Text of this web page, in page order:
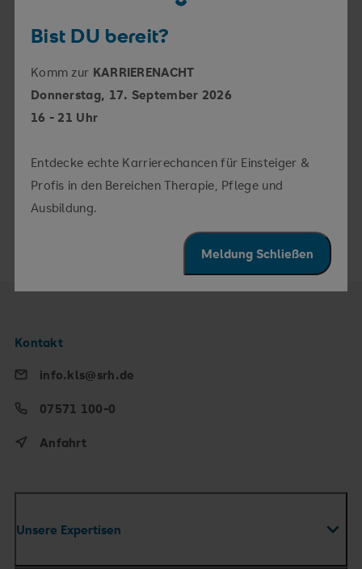
Bist DU bereit?
Komm zur KARRIERENACHT
Donnerstag, 17. September 2026
16 - 21 Uhr
Entdecke echte Karrierechancen für Einsteiger &
Profis in den Bereichen Therapie, Pflege und
Ausbildung.
Meldung Schließen
Gesonderte Zeiten gelten für die Intensivstation: 14 Uhr
Unsere Expertisen
Kontakt
info.kls@srh.de
07571 100-0
Anfahrt